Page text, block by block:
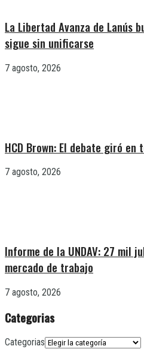
La Libertad Avanza de Lanús
sigue sin unificarse
7 agosto, 2026
HCD Brown: El debate giró
7 agosto, 2026
Informe de la UNDAV: 27 mil
mercado de trabajo
7 agosto, 2026
Categorias
Categorias